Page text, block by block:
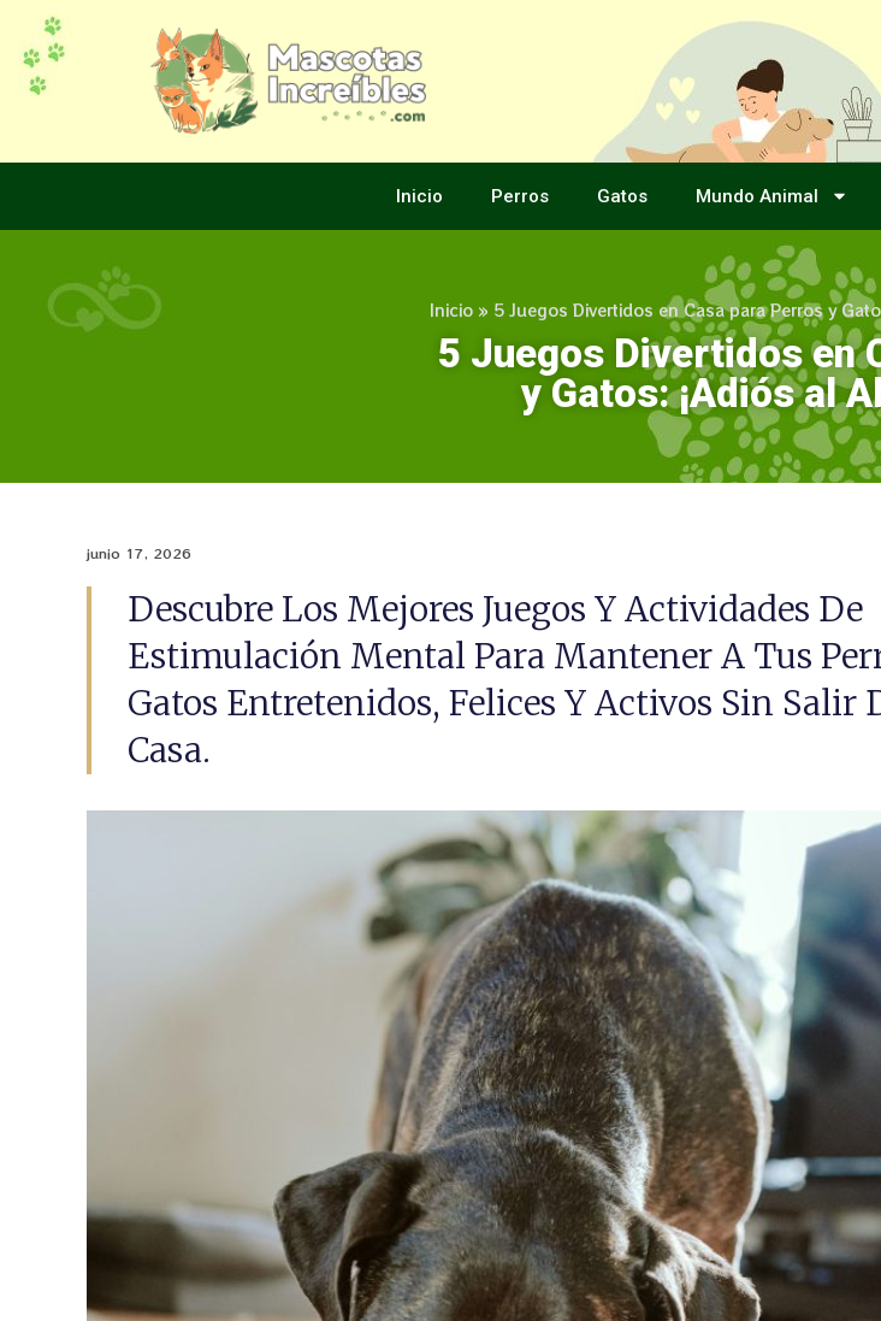
Inicio Perros Gatos Mundo Animal
Inicio » 5 Juegos Divertidos en Casa para Perros y
5 Juegos Divertidos en
y Gatos: ¡Adiós al
junio 17, 2026
Descubre Los Mejores Juegos Y Actividades De
Estimulación Mental Para Mantener A Tus
Gatos Entretenidos, Felices Y Activos Sin Salir
Casa.